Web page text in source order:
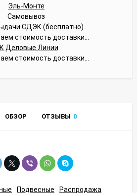
Эль-Монте
Самовывоз
СДЭК (бесплатно)
стоимость доставки...
Деловые Линии
стоимость доставки...
ОБЗОР ОТЗЫВЫ 0
Подвесные Распродажа